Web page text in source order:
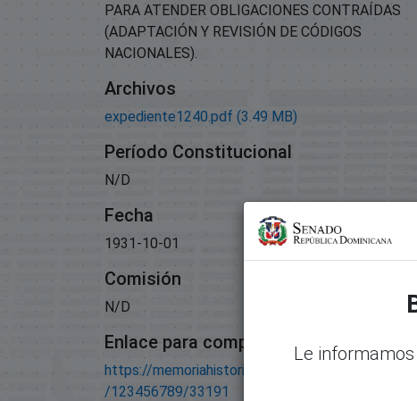
PARA ATENDER OBLIGACIONES CONTRAÍDAS
(ADAPTACIÓN Y REVISIÓN DE CÓDIGOS
NACIONALES).
Archivos
expediente1240.pdf (3.49 MB)
Período Constitucional
N/D
Fecha
1931-10-01
Comisión
N/D
Enlace para compartir este artículo
https://memoriahistorica.senadord.gob.do/handle
/123456789/33191
Le